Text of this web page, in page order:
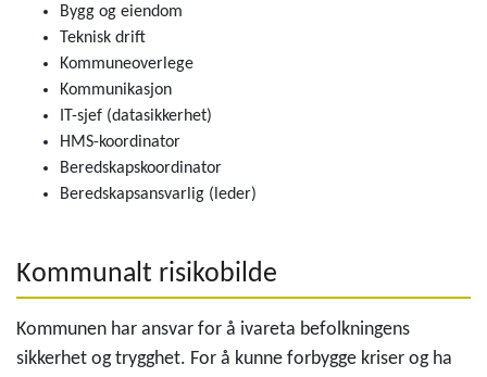
Bygg og eiendom
Teknisk drift
Kommuneoverlege
Kommunikasjon
IT-sjef (datasikkerhet)
HMS-koordinator
Beredskapskoordinator
Beredskapsansvarlig (leder)
Kommunalt risikobilde
Kommunen har ansvar for å ivareta befolkningens
sikkerhet og trygghet. For å kunne forbygge kriser og ha